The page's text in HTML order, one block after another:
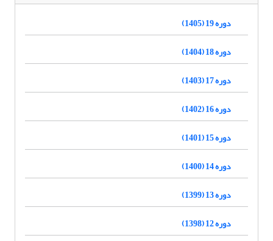
دوره 19 (1405)
دوره 18 (1404)
دوره 17 (1403)
دوره 16 (1402)
دوره 15 (1401)
دوره 14 (1400)
دوره 13 (1399)
دوره 12 (1398)